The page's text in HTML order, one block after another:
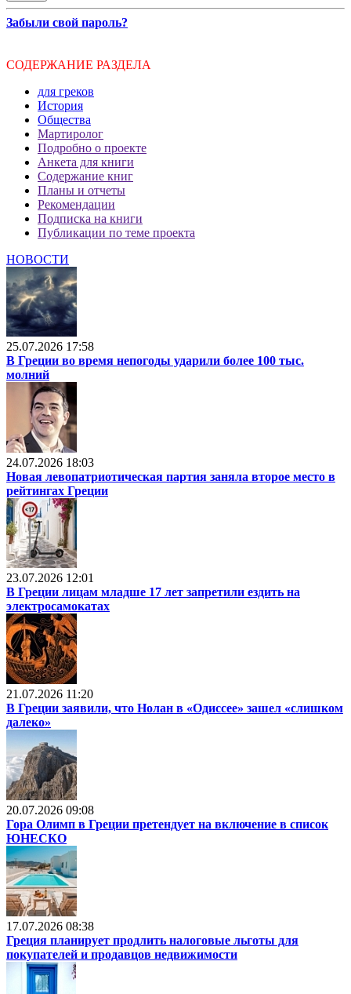
Забыли свой пароль?
СОДЕРЖАНИЕ РАЗДЕЛА
для греков
История
Общества
Мартиролог
Подробно о проекте
Анкета для книги
Содержание книг
Планы и отчеты
Рекомендации
Подписка на книги
Публикации по теме проекта
НОВОСТИ
25.07.2026 17:58
В Греции во время непогоды ударили более 100 тыс.
молний
24.07.2026 18:03
Новая левопатриотическая партия заняла второе место в
рейтингах Греции
23.07.2026 12:01
В Греции лицам младше 17 лет запретили ездить на
электросамокатах
21.07.2026 11:20
В Греции заявили, что Нолан в «Одиссее» зашел «слишком
далеко»
20.07.2026 09:08
Гора Олимп в Греции претендует на включение в список
ЮНЕСКО
17.07.2026 08:38
Греция планирует продлить налоговые льготы для
покупателей и продавцов недвижимости